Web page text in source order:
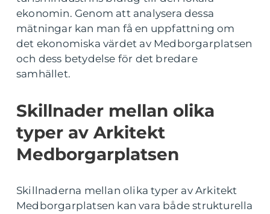
ekonomin. Genom att analysera dessa
mätningar kan man få en uppfattning om
det ekonomiska värdet av Medborgarplatsen
och dess betydelse för det bredare
samhället.
Skillnader mellan olika
typer av Arkitekt
Medborgarplatsen
Skillnaderna mellan olika typer av Arkitekt
Medborgarplatsen kan vara både strukturella